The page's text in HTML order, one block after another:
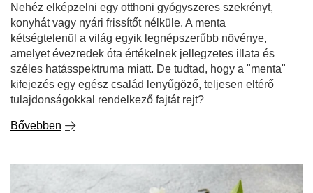
Bővebben